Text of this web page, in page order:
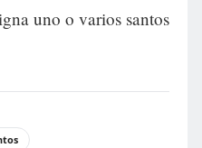
uno o varios santos